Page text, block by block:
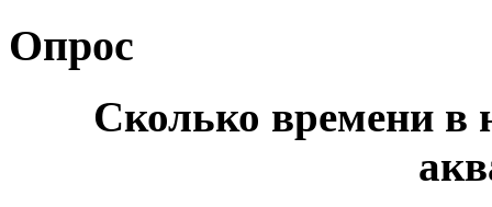
Опрос
Сколько времени в